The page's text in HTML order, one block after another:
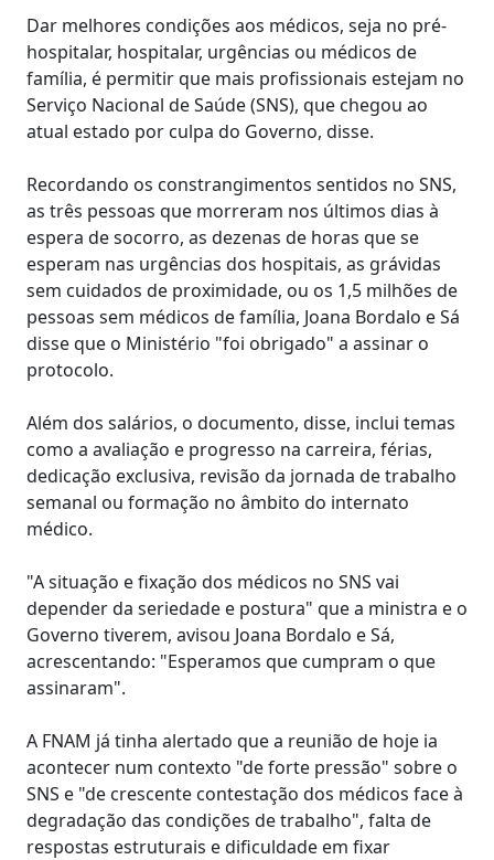
Dar melhores condições aos médicos, seja no pré-
hospitalar, hospitalar, urgências ou médicos de
família, é permitir que mais profissionais estejam no
Serviço Nacional de Saúde (SNS), que chegou ao
atual estado por culpa do Governo, disse.
Recordando os constrangimentos sentidos no SNS,
as três pessoas que morreram nos últimos dias à
espera de socorro, as dezenas de horas que se
esperam nas urgências dos hospitais, as grávidas
sem cuidados de proximidade, ou os 1,5 milhões de
pessoas sem médicos de família, Joana Bordalo e Sá
disse que o Ministério "foi obrigado" a assinar o
protocolo.
Além dos salários, o documento, disse, inclui temas
como a avaliação e progresso na carreira, férias,
dedicação exclusiva, revisão da jornada de trabalho
semanal ou formação no âmbito do internato
médico.
"A situação e fixação dos médicos no SNS vai
depender da seriedade e postura" que a ministra e o
Governo tiverem, avisou Joana Bordalo e Sá,
acrescentando: "Esperamos que cumpram o que
assinaram".
A FNAM já tinha alertado que a reunião de hoje ia
acontecer num contexto "de forte pressão" sobre o
SNS e "de crescente contestação dos médicos face à
degradação das condições de trabalho", falta de
respostas estruturais e dificuldade em fixar